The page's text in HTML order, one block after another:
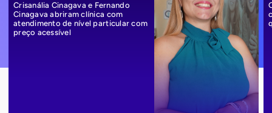
Crisanália Cinagava e Fernando
Cinagava abriram clínica com
atendimento de nível particular com
preço acessível